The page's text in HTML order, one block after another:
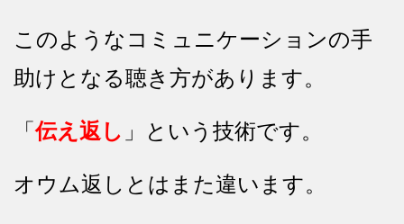
このようなコミュニケーションの手
助けとなる聴き方があります。
「伝え返し 」という技術です。
オウム返しとはまた違います。